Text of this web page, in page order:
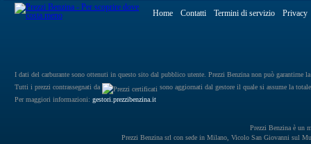
Home Contatti Termini di servizio Privacy
I dati del carburante sono ottenuti in questo sito dal pubblico utente. Prezzi Benzina non può garantirne
Tutti i prezzi contrassegnati da
sono aggiornati dal gestore il quale si assume la
Per maggiori informazioni: gestori.prezzibenzina.it
Prezzi Benzina è un
Prezzi Benzina srl con sede in Milano, Vicolo San Giovanni sul